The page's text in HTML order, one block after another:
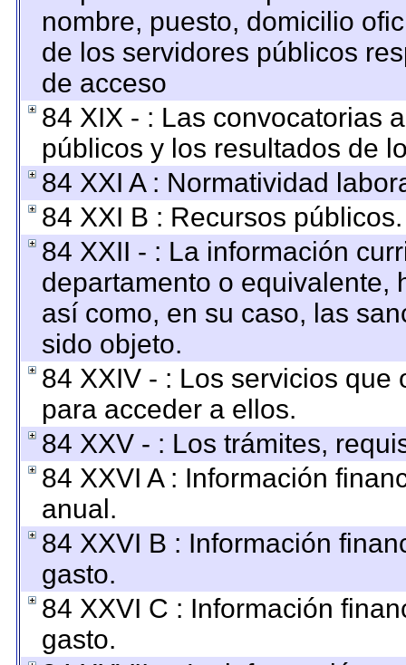
nombre, puesto, domicilio
de los servidores públicos
de acceso
84 XIX - : Las convocatorias
públicos y los resultados de
84 XXI A : Normatividad
84 XXI B : Recursos públicos.
84 XXII - : La información
departamento o equivalente,
así como, en su caso, las
sido objeto.
84 XXIV - : Los servicios
para acceder a ellos.
84 XXV - : Los trámites,
84 XXVI A : Información
anual.
84 XXVI B : Información
gasto.
84 XXVI C : Información
gasto.